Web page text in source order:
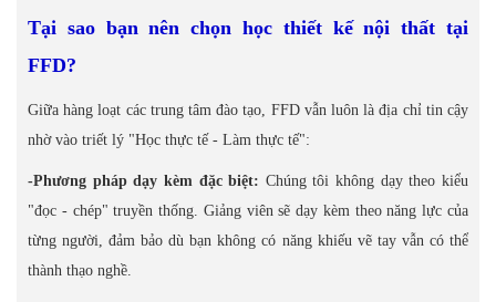
Tại sao bạn nên chọn học thiết kế nội thất tại
FFD?
Giữa hàng loạt các trung tâm đào tạo, FFD vẫn luôn là địa chỉ tin cậy
nhờ vào triết lý "Học thực tế - Làm thực tế":
-Phương pháp dạy kèm đặc biệt: Chúng tôi không dạy theo kiểu
"đọc - chép" truyền thống. Giảng viên sẽ dạy kèm theo năng lực của
từng người, đảm bảo dù bạn không có năng khiếu vẽ tay vẫn có thể
thành thạo nghề.